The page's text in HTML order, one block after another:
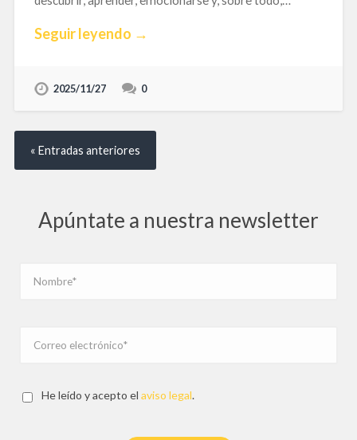
Seguir leyendo →
2025/11/27 0
« Entradas anteriores
Apúntate a nuestra newsletter
He leído y acepto el aviso legal.